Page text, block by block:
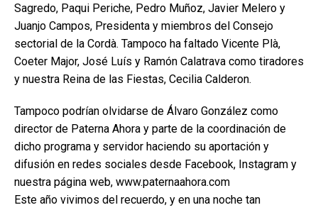
Sagredo, Paqui Periche, Pedro Muñoz, Javier Melero y
Juanjo Campos, Presidenta y miembros del Consejo
sectorial de la Cordà. Tampoco ha faltado Vicente Plà,
Coeter Major, José Luís y Ramón Calatrava como tiradores
y nuestra Reina de las Fiestas, Cecilia Calderon.
Tampoco podrían olvidarse de Álvaro González como
director de Paterna Ahora y parte de la coordinación de
dicho programa y servidor haciendo su aportación y
difusión en redes sociales desde Facebook, Instagram y
nuestra página web, www.paternaahora.com
Este año vivimos del recuerdo, y en una noche tan